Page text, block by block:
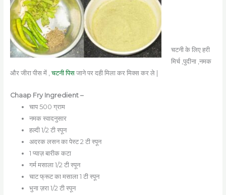
चटनी के लिए हरी
मिर्च ,पुदीना ,नमक
और जीरा पीस में ,चटनी पिसजाने पर दही मिला कर मिक्स कर ले |
Chaap Fry Ingredient –
चाप 500 ग्राम
नमक स्वादनुसार
हल्दी 1/2 टी स्पून
अदरक लसन का पेस्ट 2 टी स्पून
1 प्याज़ बारीक कटा
गर्म मसाला 1/2 टी स्पून
चाट फ्रूट का मसाला 1 टी स्पून
भुना ज़रा 1/2 टी स्पून